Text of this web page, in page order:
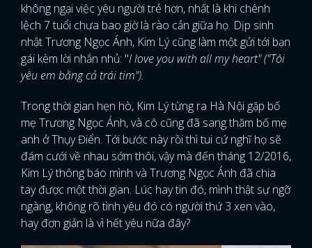
không ngại việc yêu người trẻ hơn, nhất là khi chênh
lệch 7 tuổi chưa bao giờ là rào cản giữa họ. Dịp sinh
nhật Trương Ngọc Ánh, Kim Lý cũng làm một gửi tới bạn
gái kèm lời nhắn nhủ: "I love you with all my heart" ("Tôi
yêu em bằng cả trái tim").
Trong thời gian hẹn hò, Kim Lý từng ra Hà Nội gặp bố
mẹ Trương Ngọc Ánh, và cô cũng đã sang thăm bố mẹ
anh ở Thụy Điển. Tới bước này rồi thì tui cứ nghĩ họ sẽ
đám cưới về nhau sớm thôi, vậy mà đến tháng 12/2016,
Kim Lý thông báo mình và Trương Ngọc Ánh đã chia
tay được một thời gian. Lúc hay tin đó, mình thật sự ngỡ
ngàng, không rõ tình yêu đó có người thứ 3 xen vào,
hay đơn giản là vì hết yêu nữa đây?